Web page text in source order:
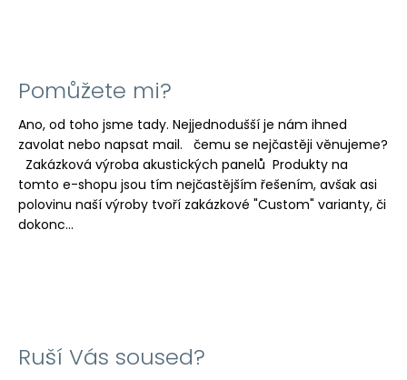
Pomůžete mi?
Ano, od toho jsme tady. Nejjednodušší je nám ihned
zavolat nebo napsat mail. čemu se nejčastěji věnujeme?
Zakázková výroba akustických panelů Produkty na
tomto e-shopu jsou tím nejčastějším řešením, avšak asi
polovinu naší výroby tvoří zakázkové "Custom" varianty, či
dokonc...
Ruší Vás soused?